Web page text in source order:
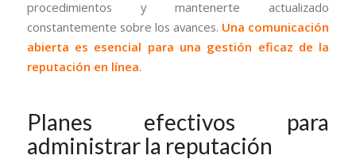
procedimientos y mantenerte actualizado
constantemente sobre los avances. Una comunicación
abierta es esencial para una gestión eficaz de la
reputación en línea.
Planes efectivos para
administrar la reputación